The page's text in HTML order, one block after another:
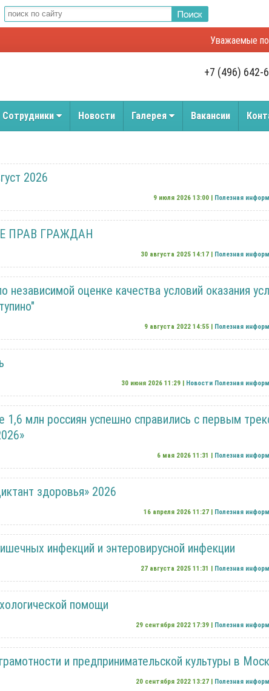
Уважаемые
+7 (496) 642-
Сотрудники Новости Галерея Вакансии
2026
9 июля 2026 13:00 | Полезная
ПРАВ ГРАЖДАН
30 августа 2025 14:17 | Полезная
независимой оценке качества условий оказания
9 августа 2022 14:55 | Полезная
30 июня 2026 11:29 | Новости Полезная
1,6 млн россиян успешно справились с первым
6 мая 2026 11:31 | Полезная
здоровья» 2026
16 апреля 2026 11:27 | Полезная
инфекций и энтеровирусной инфекции
27 августа 2025 11:31 | Полезная
помощи
29 сентября 2022 17:39 | Полезная
и предпринимательской культуры в
20 сентября 2022 13:27 | Полезная